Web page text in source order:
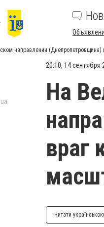
направлении (Днепропетровщина)
20:10, 14 сентября
На
враг
Читати українською